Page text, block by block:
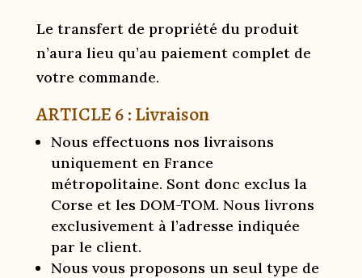
Le transfert de propriété du produit
n’aura lieu qu’au paiement complet de
votre commande.
ARTICLE 6 : Livraison
Nous effectuons nos livraisons
uniquement en France
métropolitaine. Sont donc exclus la
Corse et les DOM-TOM. Nous livrons
exclusivement à l’adresse indiquée
par le client.
Nous vous proposons un seul type de